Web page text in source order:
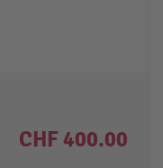
CHF 400.00